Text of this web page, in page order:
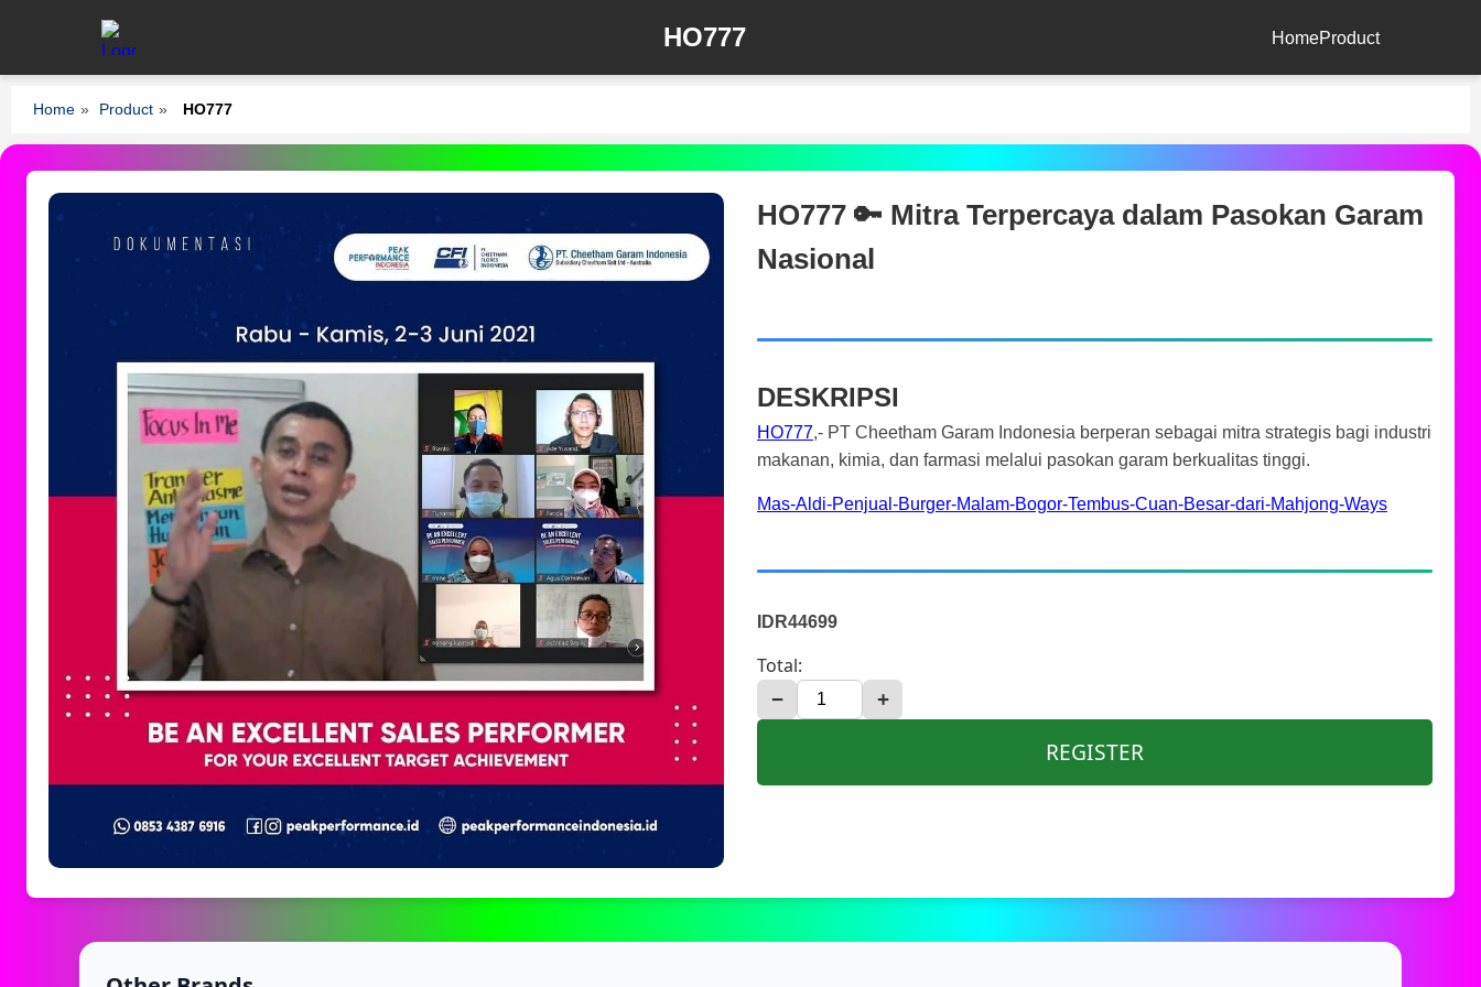
HO777 HomeProduct
Home » Product » HO777
HO777 🔑 Mitra Terpercaya dalam Pasokan Garam
Nasional
DESKRIPSI
HO777,- PT Cheetham Garam Indonesia berperan sebagai mitra strategis bagi industri
makanan, kimia, dan farmasi melalui pasokan garam berkualitas tinggi.
Mas-Aldi-Penjual-Burger-Malam-Bogor-Tembus-Cuan-Besar-dari-Mahjong-Ways
IDR44699
Total:
− +
REGISTER